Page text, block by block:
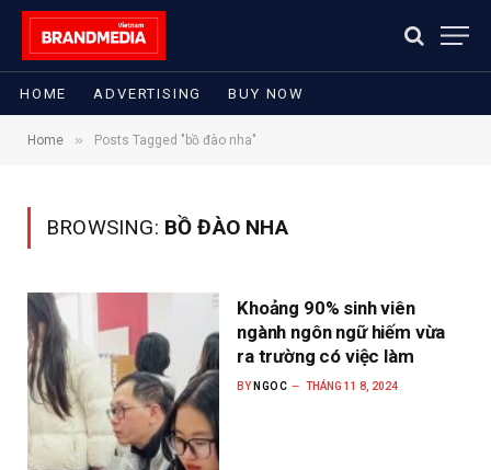
HOME ADVERTISING BUY NOW
Home » Posts Tagged "bồ đào nha"
BROWSING: BỒ ĐÀO NHA
Khoảng 90% sinh viên
ngành ngôn ngữ hiếm vừa
ra trường có việc làm
BY NGOC THÁNG 11 8, 2024